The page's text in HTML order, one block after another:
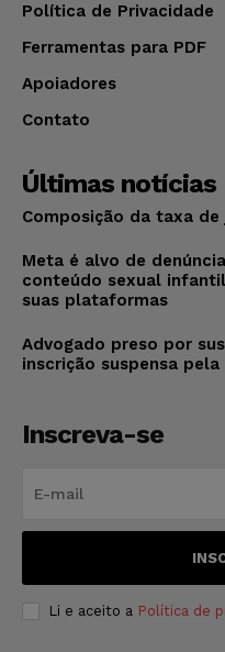
Política de Privacidade
Ferramentas para PDF
Apoiadores
Contato
Últimas notícias
Composição da taxa de
Meta é alvo de
conteúdo sexual
suas plataformas
Advogado preso por
inscrição suspensa pela
Inscreva-se
Li e aceito a Política de